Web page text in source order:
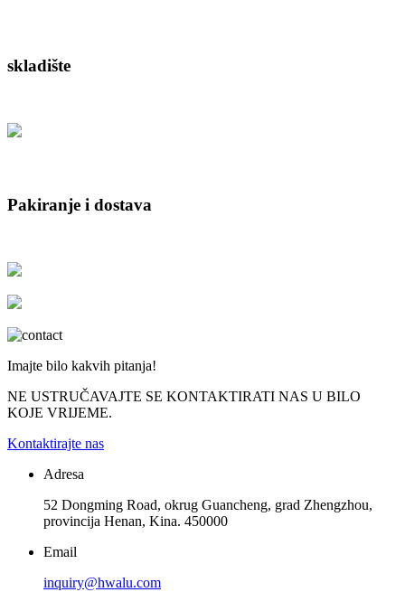
skladište
Pakiranje i dostava
Imajte bilo kakvih pitanja!
NE USTRUČAVAJTE SE KONTAKTIRATI NAS U BILO
KOJE VRIJEME.
Kontaktirajte nas
Adresa
52 Dongming Road, okrug Guancheng, grad Zhengzhou,
provincija Henan, Kina. 450000
Email
inquiry@hwalu.com